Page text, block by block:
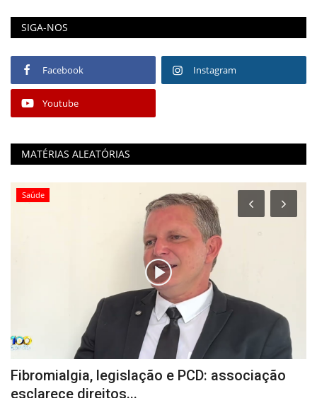
SIGA-NOS
Facebook Instagram
Youtube
MATÉRIAS ALEATÓRIAS
Saúde
Fibromialgia, legislação e PCD: associação
esclarece direitos...